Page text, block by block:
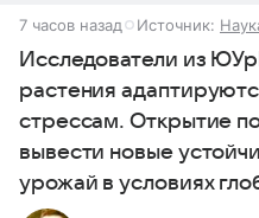
7 часов назад Источник:
Исследователи из
растения
стрессам. Открытие
вывести новые
урожай в условиях